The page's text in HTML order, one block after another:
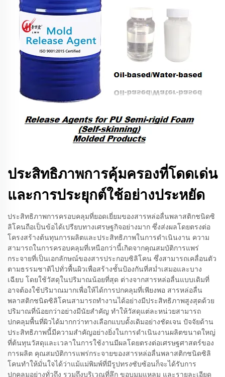
ประสิทธิภาพการคุ้มครองที่โดดเด่น
และการประยุกต์ใช้อย่างประหยัด
ประสิทธิภาพการครอบคลุมที่ยอดเยี่ยมของสารหล่อลื่นพลาสติกชนิดซิ
ลิโคนถือเป็นข้อได้เปรียบทางเศรษฐกิจอย่างมาก ซึ่งส่งผลโดยตรงต่อ
โครงสร้างต้นทุนการผลิตและประสิทธิภาพในการดำเนินงาน ความ
สามารถในการครอบคลุมที่เหนือกว่านี้เกิดจากคุณสมบัติการแพร่
กระจายที่เป็นเอกลักษณ์ของสารประกอบซิลิโคน ซึ่งสามารถเคลื่อนตัว
ตามธรรมชาติไปทั่วพื้นผิวเพื่อสร้างชั้นป้องกันที่สม่ำเสมอและบาง
เฉียบ โดยใช้วัสดุในปริมาณน้อยที่สุด ต่างจากสารหล่อลื่นแบบเดิมที่
อาจต้องใช้ปริมาณมากเพื่อให้ได้การปกคลุมที่เพียงพอ สารหล่อลื่น
พลาสติกชนิดซิลิโคนสามารถทำงานได้อย่างมีประสิทธิภาพสูงสุดด้วย
ปริมาณที่น้อยกว่าอย่างมีนัยสำคัญ ทำให้วัสดุแต่ละหน่วยสามารถ
ปกคลุมพื้นที่ผิวได้มากกว่าทางเลือกแบบดั้งเดิมอย่างชัดเจน ปัจจัยด้าน
ประสิทธิภาพนี้มีความสำคัญอย่างยิ่งในการดำเนินงานผลิตขนาดใหญ่
ที่ต้นทุนวัสดุและเวลาในการใช้งานมีผลโดยตรงต่อเศรษฐศาสตร์ของ
การผลิต คุณสมบัติการแพร่กระจายของสารหล่อลื่นพลาสติกชนิดซิลิ
โคนทำให้มั่นใจได้ว่าแม้แม่พิมพ์ที่มีรูปทรงซับซ้อนก็จะได้รับการ
ปกคลุมอย่างทั่วถึง รวมถึงบริเวณที่ลึก ขอบมุมแหลม และรายละเอียด